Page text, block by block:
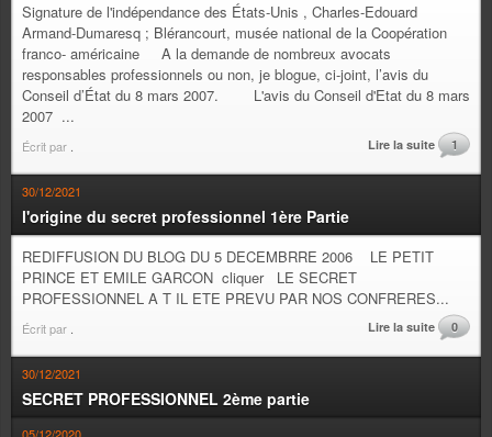
Signature de l'indépendance des États-Unis , Charles-Edouard
Armand-Dumaresq ; Blérancourt, musée national de la Coopération
franco- américaine A la demande de nombreux avocats
responsables professionnels ou non, je blogue, ci-joint, l’avis du
Conseil d’État du 8 mars 2007. L'avis du Conseil d'Etat du 8 mars
2007 ...
Écrit par Lire la suite 1
30/12/2021
l'origine du secret professionnel 1ère Partie
REDIFFUSION DU BLOG DU 5 DECEMBRRE 2006 LE PETIT
PRINCE ET EMILE GARCON cliquer LE SECRET
PROFESSIONNEL A T IL ETE PREVU PAR NOS CONFRERES...
Écrit par Lire la suite 0
30/12/2021
SECRET PROFESSIONNEL 2ème partie